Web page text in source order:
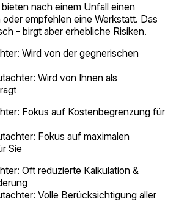
nach einem Unfall einen
empfehlen eine Werkstatt. Das
- birgt aber erhebliche Risiken.
Wird von der gegnerischen
Wird von Ihnen als
Fokus auf Kostenbegrenzung für
Fokus auf maximalen
Sie
Oft reduzierte Kalkulation &
Volle Berücksichtigung aller